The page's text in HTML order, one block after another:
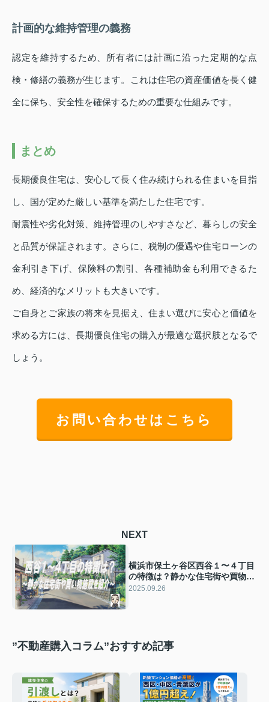
計画的な維持管理の義務
認定を維持するため、所有者には計画に沿った定期的な点
検・修繕の義務が生じます。これは住宅の資産価値を長く健
全に保ち、安全性を確保するための重要な仕組みです。
まとめ
長期優良住宅は、安心して長く住み続けられる住まいを目指
し、国が定めた厳しい基準を満たした住宅です。
耐震性や劣化対策、維持管理のしやすさなど、暮らしの安全
と品質が保証されます。さらに、税制の優遇や住宅ローンの
金利引き下げ、保険料の割引、各種補助金も利用できるた
め、経済的なメリットも大きいです。
ご自身とご家族の将来を見据え、住まい選びに安心と価値を
求める方には、長期優良住宅の購入が最適な選択肢となるで
しょう。
お問い合わせはこちら
NEXT
横浜市保土ヶ谷区西谷１〜４丁目
の特徴は？静かな住宅街や買物施
設新築戸建て情報もご紹介
2025.09.26
”不動産購入コラム”おすすめ記事